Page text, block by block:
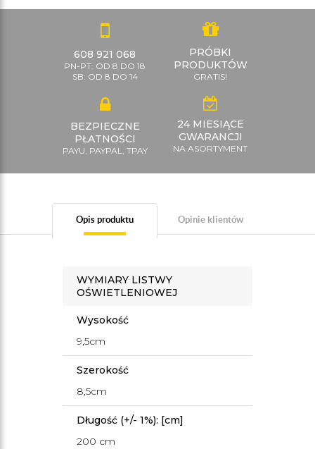
608 921 068
PN-PT: OD 8 DO 18
SB: OD 8 DO 14
PRÓBKI
PRODUKTÓW
GRATIS!
BEZPIECZNE
PŁATNOŚCI
PAYU, PAYPAL, TPAY
24 MIESIĄCE
GWARANCJI
NA ASORTYMENT
Opis produktu Opinie klientów
WYMIARY LISTWY
OŚWIETLENIOWEJ
Wysokość
9,5cm
Szerokość
8,5cm
Długość (+/- 1%): [cm]
200 cm